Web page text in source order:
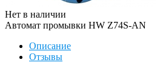
Нет в наличии
Автомат промывки HW Z74S-AN
Описание
Отзывы